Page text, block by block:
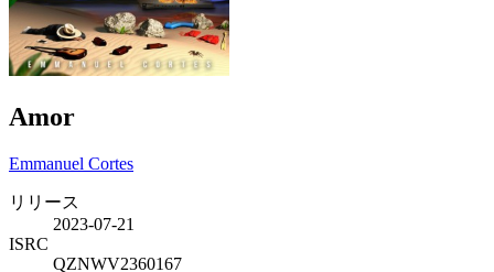
Amor
Emmanuel Cortes
リリース
2023-07-21
ISRC
QZNWV2360167